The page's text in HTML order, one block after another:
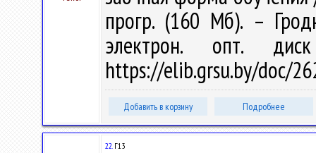
прогр. (160 Мб). –
электрон. опт.
https://elib.grsu.by/doc/
Добавить в корзину Подробнее
22.Г13